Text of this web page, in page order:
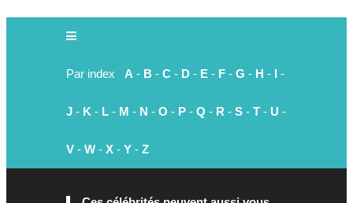
Par index A - B - C - D - E - F - G - H - I -
J - K - L - M - N - O - P - Q - R - S - T - U -
V - W - X - Y - Z